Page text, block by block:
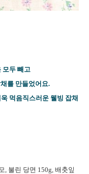
모두 빼고
를 만들었어요.
먹음직스러운 웰빙 잡채
, 불린 당면 150g, 배춧잎